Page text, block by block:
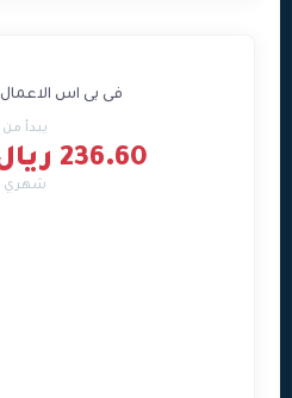
فى بى اس الاعمال 6 جيجا رام
يبدأ من
236.60 ريال قطري
شهري